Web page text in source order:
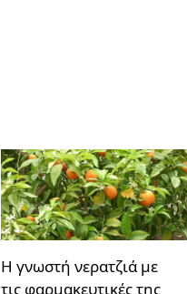
Η γνωστή νερατζιά με
τις φαρμακευτικές της